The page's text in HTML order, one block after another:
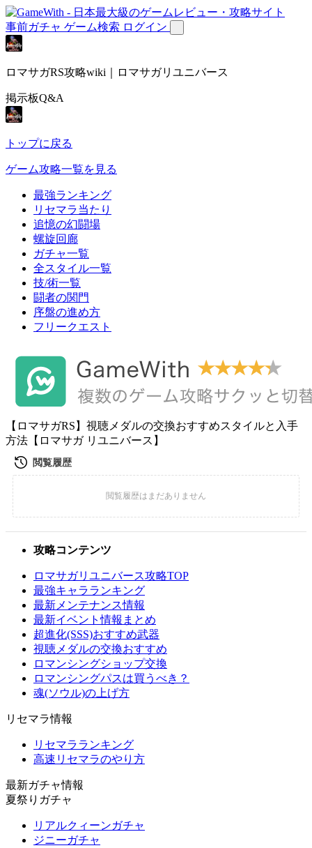
事前ガチャ ゲーム検索 ログイン
ロマサガRS攻略wiki｜ロマサガリユニバース
掲示板Q&A
トップに戻る
ゲーム攻略一覧を見る
最強ランキング
リセマラ当たり
追憶の幻闘場
螺旋回廊
ガチャ一覧
全スタイル一覧
技/術一覧
闘者の関門
序盤の進め方
フリークエスト
【ロマサガRS】視聴メダルの交換おすすめスタイルと入手
方法【ロマサガ リユニバース】
攻略コンテンツ
ロマサガリユニバース攻略TOP
最強キャラランキング
最新メンテナンス情報
最新イベント情報まとめ
超進化(SSS)おすすめ武器
視聴メダルの交換おすすめ
ロマンシングショップ交換
ロマンシングパスは買うべき？
魂(ソウル)の上げ方
リセマラ情報
リセマラランキング
高速リセマラのやり方
最新ガチャ情報
夏祭りガチャ
リアルクィーンガチャ
ジニーガチャ